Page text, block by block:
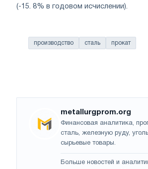
(-15. 8% в годовом исчислении).
производство сталь прокат
metallurgprom.org
Финансовая аналитика,
сталь, железную руду,
сырьевые товары.
Больше новостей и